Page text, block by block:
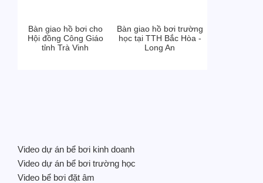
Bàn giao hồ bơi cho
Hội đồng Công Giáo
tỉnh Trà Vinh
Bàn giao hồ bơi trường
học tại TTH Bắc Hòa -
Long An
Video dự án bể bơi kinh doanh
Video dự án bể bơi trường học
Video bể bơi đặt âm